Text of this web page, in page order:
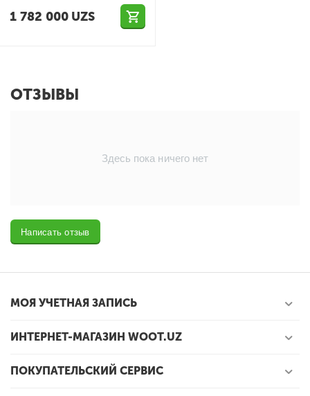
1 782 000 UZS
ОТЗЫВЫ
Здесь пока ничего нет
Написать отзыв
МОЯ УЧЕТНАЯ ЗАПИСЬ
ИНТЕРНЕТ-МАГАЗИН WOOT.UZ
ПОКУПАТЕЛЬСКИЙ СЕРВИС